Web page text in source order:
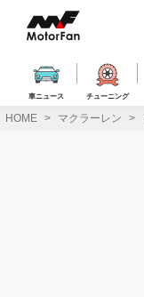
ス
車ニュース チューニング
HOME マクラーレン